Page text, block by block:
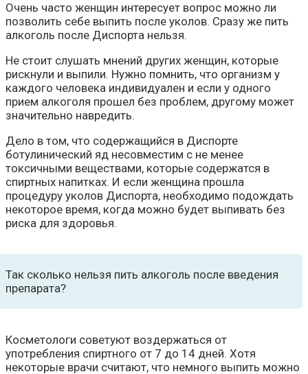
Очень часто женщин интересует вопрос можно ли
позволить себе выпить после уколов. Сразу же пить
алкоголь после Диспорта нельзя.
Не стоит слушать мнений других женщин, которые
рискнули и выпили. Нужно помнить, что организм у
каждого человека индивидуален и если у одного
прием алкоголя прошел без проблем, другому может
значительно навредить.
Дело в том, что содержащийся в Диспорте
ботулинический яд несовместим с не менее
токсичными веществами, которые содержатся в
спиртных напитках. И если женщина прошла
процедуру уколов Диспорта, необходимо подождать
некоторое время, когда можно будет выпивать без
риска для здоровья.
Так сколько нельзя пить алкоголь после введения
препарата?
Косметологи советуют воздержаться от
употребления спиртного от 7 до 14 дней. Хотя
некоторые врачи считают, что немного выпить можно